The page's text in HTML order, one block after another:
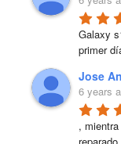
Galaxy
primer
Jose
6 years
,